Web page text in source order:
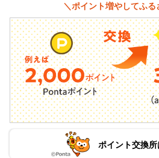
＼ポイント増やしてふる
ポイント交換所